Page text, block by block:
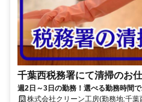
千葉西税務署にて清掃のお
週2日～3日の勤務！選べる勤務時間
株式会社クリーン工房(勤務地:千葉